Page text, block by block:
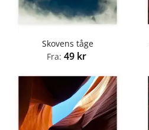
Skovens tåge
Fra: 49 kr